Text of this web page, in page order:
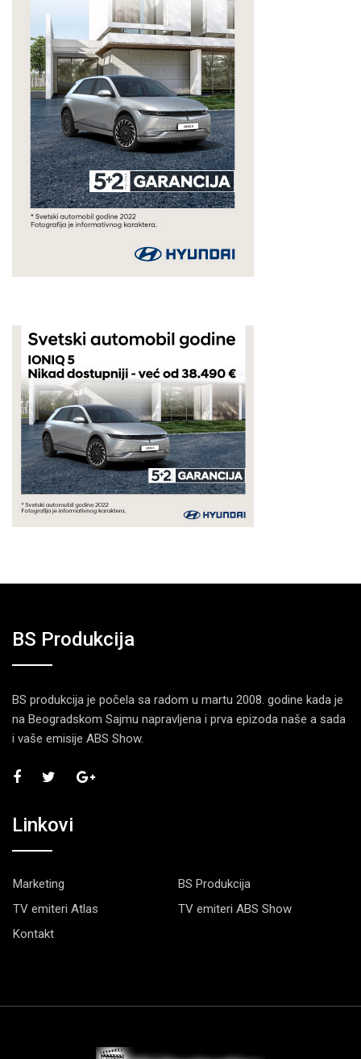
BS Produkcija
BS produkcija je počela sa radom u martu 2008. godine kada je
na Beogradskom Sajmu napravljena i prva epizoda naše a sada
i vaše emisije ABS Show.
Linkovi
Marketing
BS Produkcija
TV emiteri Atlas
TV emiteri ABS Show
Kontakt